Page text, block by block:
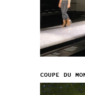
COUPE DU